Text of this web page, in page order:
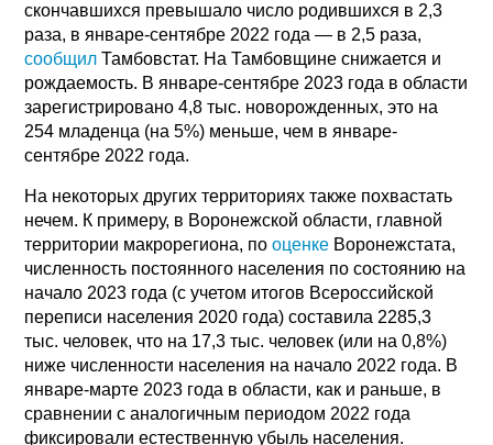
скончавшихся превышало число родившихся в 2,3
раза, в январе-сентябре 2022 года — в 2,5 раза,
сообщил Тамбовстат. На Тамбовщине снижается и
рождаемость. В январе-сентябре 2023 года в области
зарегистрировано 4,8 тыс. новорожденных, это на
254 младенца (на 5%) меньше, чем в январе-
сентябре 2022 года.
На некоторых других территориях также похвастать
нечем. К примеру, в Воронежской области, главной
территории макрорегиона, пооценке Воронежстата,
численность постоянного населения по состоянию на
начало 2023 года (с учетом итогов Всероссийской
переписи населения 2020 года) составила 2285,3
тыс. человек, что на 17,3 тыс. человек (или на 0,8%)
ниже численности населения на начало 2022 года. В
январе-марте 2023 года в области, как и раньше, в
сравнении с аналогичным периодом 2022 года
фиксировали естественную убыль населения.